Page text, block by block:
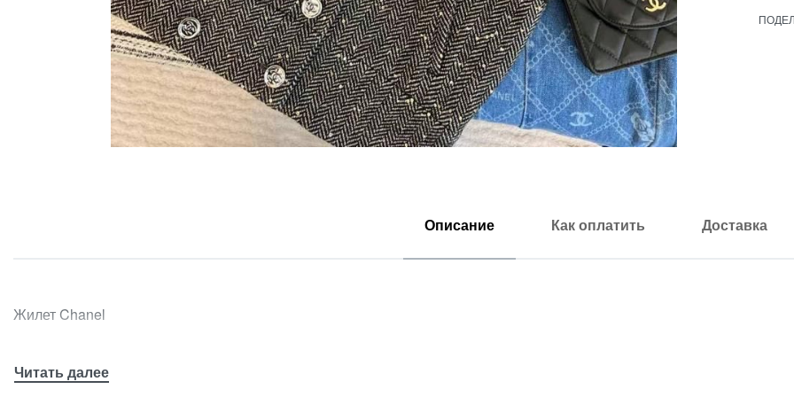
Описание Как оплатить Доставка
Жилет Chanel